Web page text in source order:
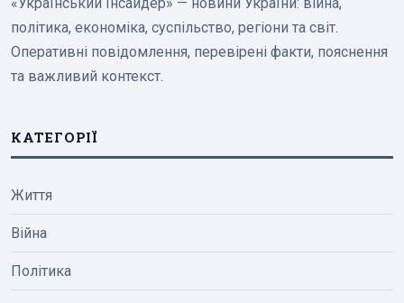
політика, економіка, суспільство, регіони та світ.
Оперативні повідомлення, перевірені факти, пояснення
та важливий контекст.
КАТЕГОРІЇ
Життя
Війна
Політика